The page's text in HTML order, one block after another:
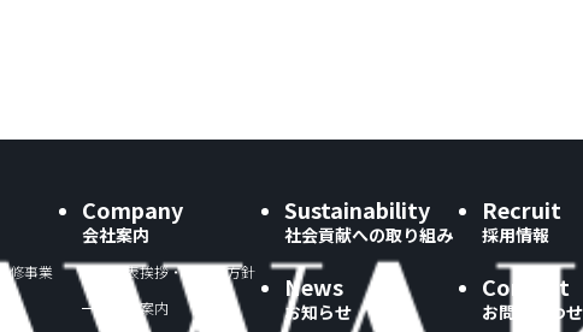
修事業
Company
会社案内
代表挨拶・理念・方針
会社案内
Sustainability
社会貢献への取り組み
News
お知らせ
Recruit
採用情報
Contact
お問い合わせ